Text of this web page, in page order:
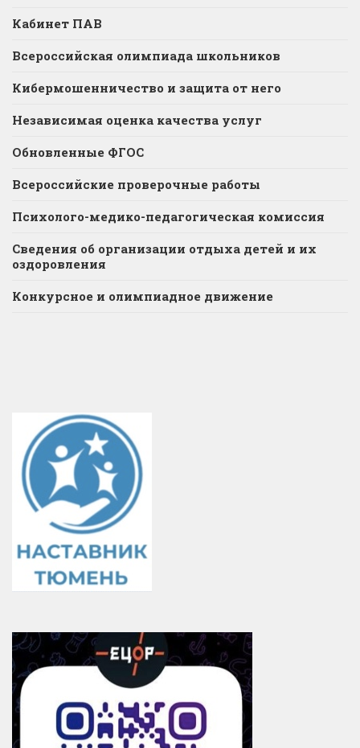
Кабинет ПАВ
Всероссийская олимпиада школьников
Кибермошенничество и защита от него
Независимая оценка качества услуг
Обновленные ФГОС
Всероссийские проверочные работы
Психолого-медико-педагогическая комиссия
Сведения об организации отдыха детей и их
оздоровления
Конкурсное и олимпиадное движение